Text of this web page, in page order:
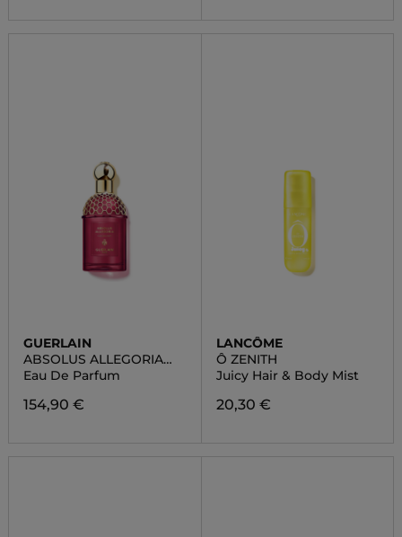
GUERLAIN
ABSOLUS ALLEGORIA
FLORABLOOM
Eau De Parfum
154,90 €
LANCÔME
Ô ZENITH
Juicy Hair & Body Mist
20,30 €